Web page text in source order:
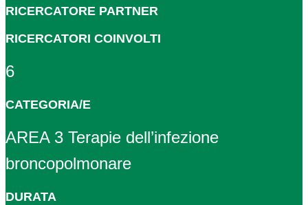
RICERCATORE PARTNER
RICERCATORI COINVOLTI
6
CATEGORIA/E
AREA 3 Terapie dell’infezione
broncopolmonare
DURATA